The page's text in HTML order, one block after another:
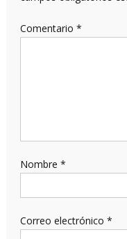
Comentario *
Nombre *
Correo electrónico *